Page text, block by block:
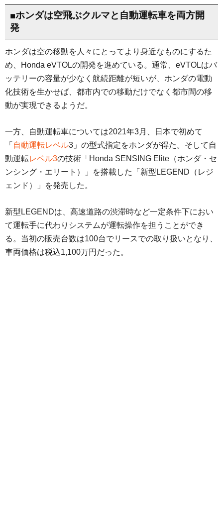
■ホンダは空飛ぶクルマと自動運転車を両方開
発
ホンダは空の移動を人々にとってより身近なものにするた
め、Honda eVTOLの開発を進めている。通常、eVTOLはバ
ッテリーの容量が少なく航続距離が短いが、ホンダの電動
化技術を生かせば、都市内での移動だけでなく都市間の移
動が実現できるようだ。
一方、自動運転車については2021年3月、日本で初めて
「 自動運転レベル3」の型式指定をホンダが得た。そして自
動運転レベル3の技術「Honda SENSING Elite（ホンダ・セ
ンシング・エリート）」を搭載した「新型LEGEND（レジ
ェンド）」を発売した。
新型LEGENDは、高速道路の渋滞時など一定条件下におい
て運転手に代わりシステムが運転操作を担うことができ
る。当初の販売台数は100台でリースでの取り扱いとなり、
車両価格は税込1,100万円だった。